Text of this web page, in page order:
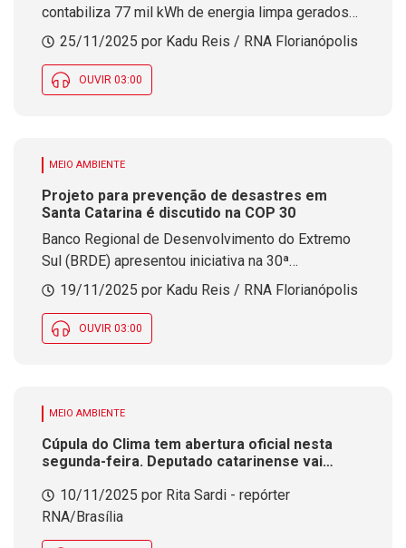
contabiliza 77 mil kWh de energia limpa gerados
com produção própria que evitou a emissão de
25/11/2025 por Kadu Reis / RNA Florianópolis
OUVIR 03:00
MEIO AMBIENTE
Projeto para prevenção de desastres em
Santa Catarina é discutido na COP 30
Banco Regional de Desenvolvimento do Extremo
Sul (BRDE) apresentou iniciativa na 30ª
Conferência das Nações Unidas sobre Mudanças
19/11/2025 por Kadu Reis / RNA Florianópolis
OUVIR 03:00
MEIO AMBIENTE
Cúpula do Clima tem abertura oficial nesta
segunda-feira. Deputado catarinense vai
10/11/2025 por Rita Sardi - repórter
RNA/Brasília